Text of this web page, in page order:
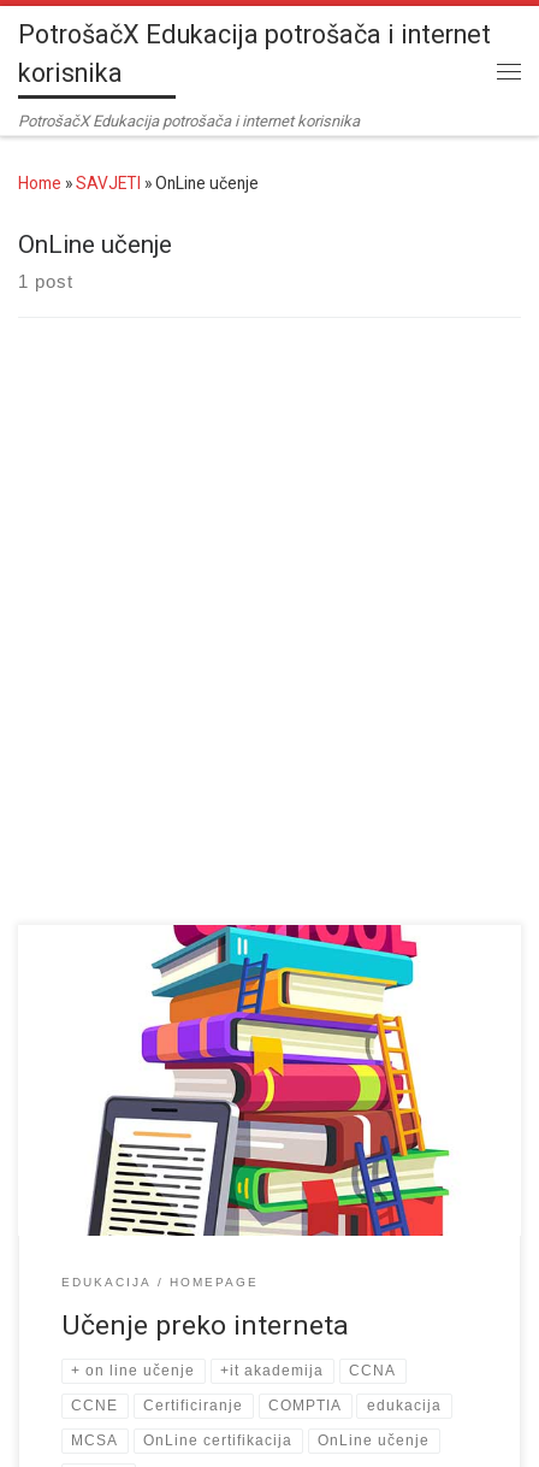
Skip to content
PotrošačX Edukacija potrošača i internet
korisnika
PotrošačX Edukacija potrošača i internet korisnika
Home »SAVJETI »OnLine učenje
OnLine učenje
1 post
Kako sam već obećao, a moja obećanja su inače stabilna ali
spora, evo najzad jednog teksta o edukaciji on-line. Ja sam inače
jedan teški skeptik kada su bilo kakve edukacije on line u pitanju.
Ogromno znanje sam stekao baš […]
EDUKACIJA HOMEPAGE
Učenje preko interneta
+ on line učenje +it akademija CCNA
CCNE Certificiranje COMPTIA edukacija
MCSA OnLine certifikacija OnLine učenje